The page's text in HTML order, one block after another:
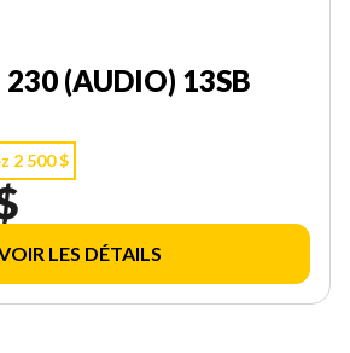
(AUDIO) 13SB
2 500 $
LES DÉTAILS